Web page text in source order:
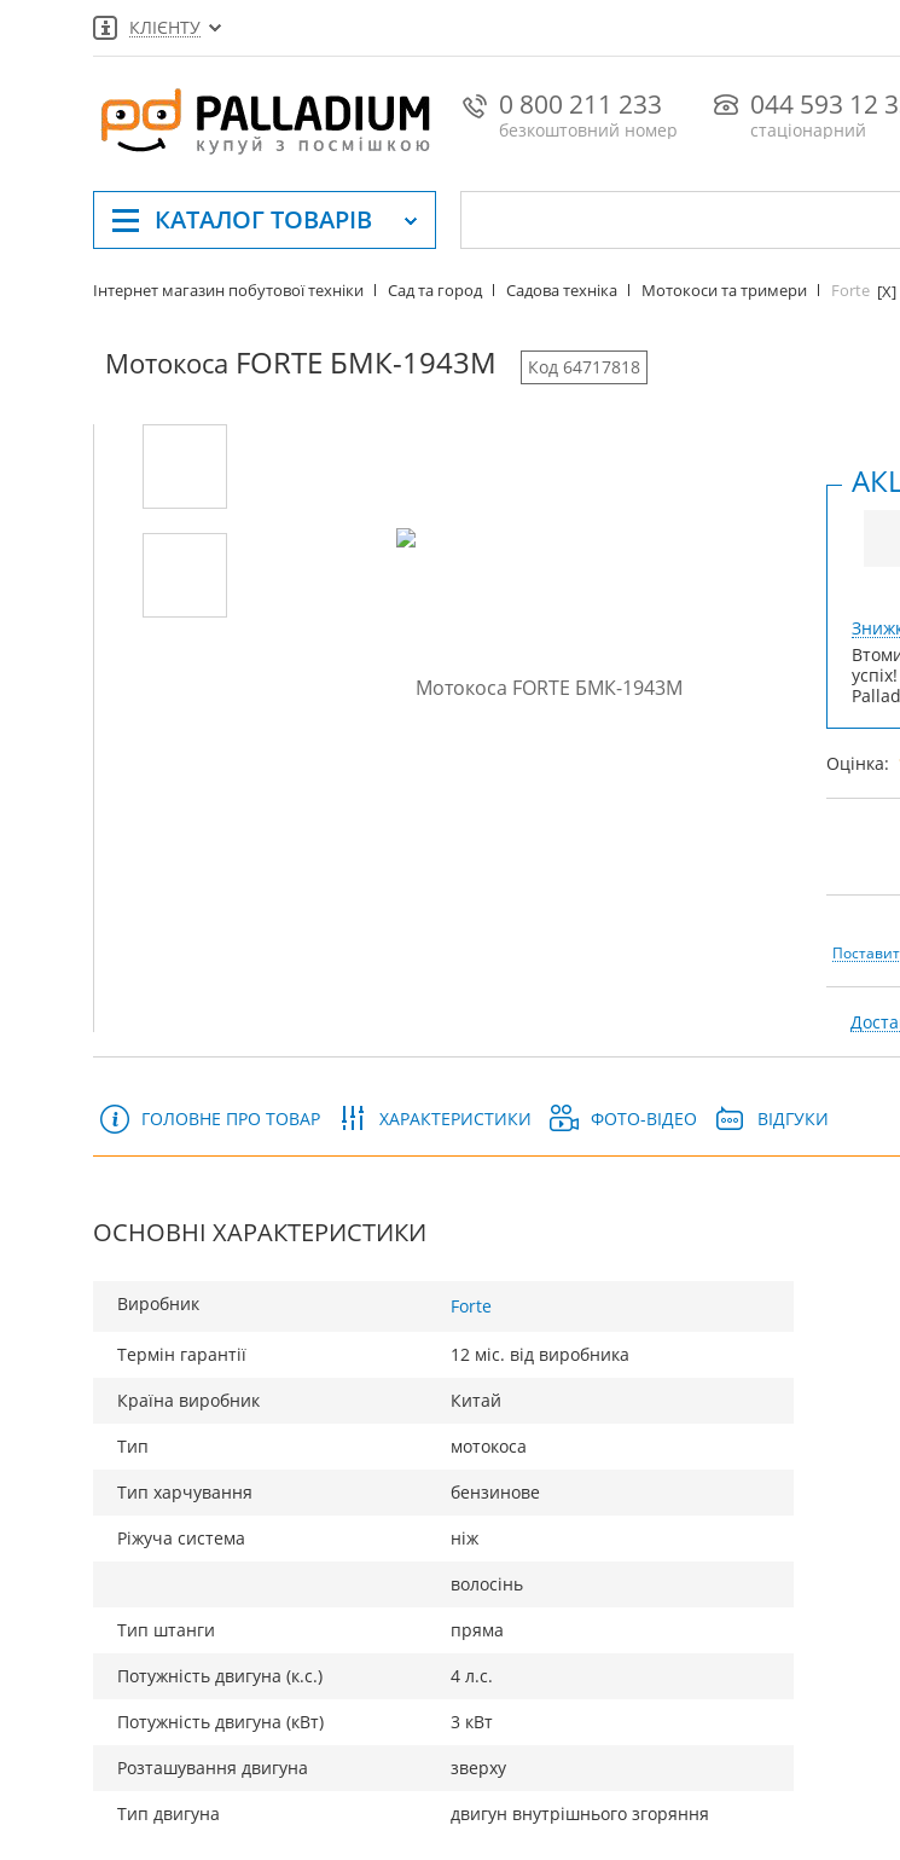
КЛІЄНТУ
0 800 211 233
безкоштовний номер
044 593 12
стаціонарний
КАТАЛОГТОВАРІВ
Інтернет магазин побутової техніки Сад та город Садова техніка Мотокоси та тримери Forte [X]
Мотокоса FORTE БМК-1943М Код 64717818
Оцінка:
ГОЛОВНЕ ПРО ТОВАР ХАРАКТЕРИСТИКИ ФОТО-ВІДЕО ВІДГУКИ
ОСНОВНІ ХАРАКТЕРИСТИКИ
Виробник Forte
Термін гарантії
12 міс. від виробника
Країна виробник
Китай
Тип
мотокоса
Тип харчування
бензинове
Ріжуча система
ніж
волосінь
Тип штанги
пряма
Потужність двигуна (к.с.)
4 л.с.
Потужність двигуна (кВт)
3 кВт
Розташування двигуна
зверху
Тип двигуна
двигун внутрішнього згоряння